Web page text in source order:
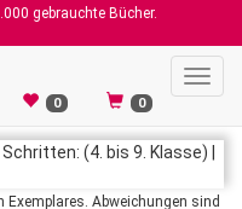
gebrauchte Bücher.
0 0
Exemplares. Abweichungen sind